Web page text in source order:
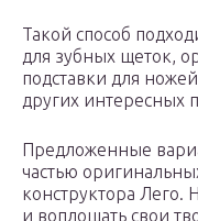
Такой способ
для зубных щеток,
подставки для
других интересных
Предложенные
частью
конструктора Лего.
и воплощать свои